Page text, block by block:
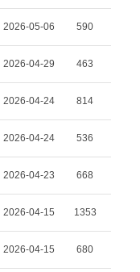
2026-05-06 590
2026-04-29 463
2026-04-24 814
2026-04-24 536
2026-04-23 668
2026-04-15 1353
2026-04-15 680